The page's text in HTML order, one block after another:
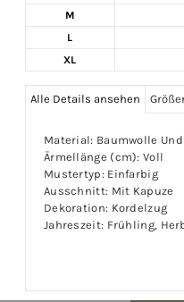
M
L
XL
Alle Details ansehen
Material: Baumwolle
Ärmellänge (cm): Voll
Mustertyp: Einfarbig
Ausschnitt: Mit Kapuze
Dekoration: Kordelzug
Jahreszeit: Frühling,